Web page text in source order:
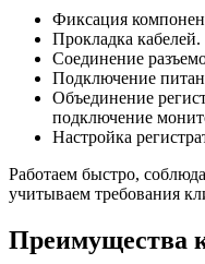
Фиксация
Прокладка кабелей.
Соединение
Подключение
Объединение
подключение
Настройка
Работаем быстро,
учитываем требования
Преимущества